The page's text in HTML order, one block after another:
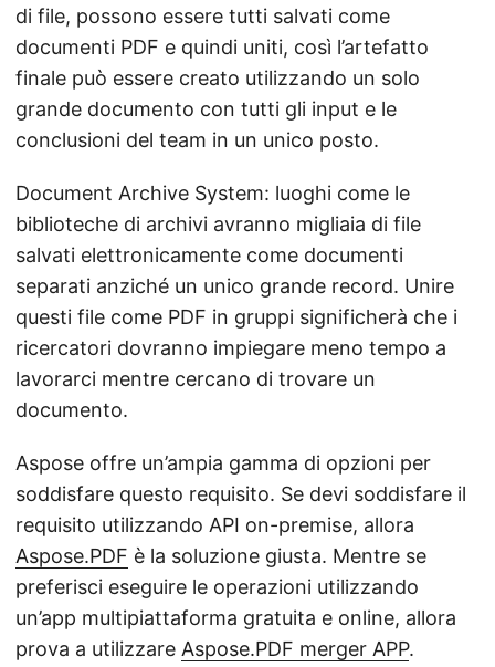
di file, possono essere tutti salvati come
documenti PDF e quindi uniti, così l’artefatto
finale può essere creato utilizzando un solo
grande documento con tutti gli input e le
conclusioni del team in un unico posto.
Document Archive System: luoghi come le
biblioteche di archivi avranno migliaia di file
salvati elettronicamente come documenti
separati anziché un unico grande record. Unire
questi file come PDF in gruppi significherà che i
ricercatori dovranno impiegare meno tempo a
lavorarci mentre cercano di trovare un
documento.
Aspose offre un’ampia gamma di opzioni per
soddisfare questo requisito. Se devi soddisfare il
requisito utilizzando API on-premise, allora
Aspose.PDF è la soluzione giusta. Mentre se
preferisci eseguire le operazioni utilizzando
un’app multipiattaforma gratuita e online, allora
prova a utilizzare Aspose.PDF merger APP.